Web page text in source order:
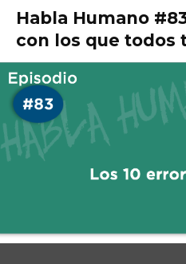
Habla Humano
con los que todos